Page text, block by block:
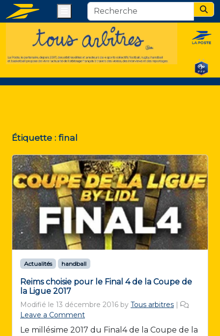
Étiquette : final
Actualités handball
Reims choisie pour le Final 4 de la Coupe de
la Ligue 2017
Modifié le 13 décembre 2016 by Tous arbitres |
Leave a Comment
Le millésime 2017 du Final4 de la Coupe de la